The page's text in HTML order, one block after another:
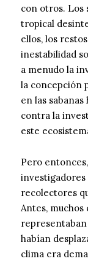
con otros. Los
tropical
ellos, los
inestabilidad
a menudo la
la concepción
en las
contra la
este
Pero
investigadores
recolectores
Antes,
representaban
habían
clima era